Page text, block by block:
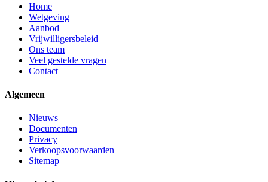
Home
Wetgeving
Aanbod
Vrijwilligersbeleid
Ons team
Veel gestelde vragen
Contact
Algemeen
Nieuws
Documenten
Privacy
Verkoopsvoorwaarden
Sitemap